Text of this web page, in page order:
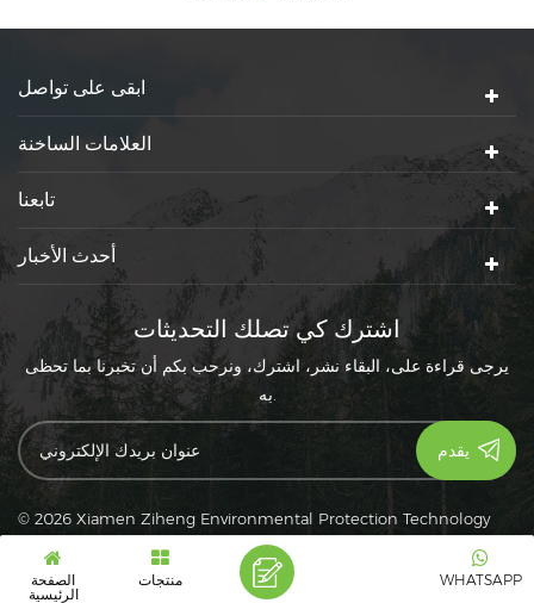
ابقى على تواصل
العلامات الساخنة
تابعنا
أحدث الأخبار
اشترك كي تصلك التحديثات
يرجى قراءة على، البقاء نشر، اشترك، ونرحب بكم أن تخبرنا بما تحظى
© 2026 Xiamen Ziheng Environmental Protection Technology
Co., Ltd. كل الحقوق محفوظة.
خريطة الموقع
IPv6
دعم شبكة IPv6
الصفحة
الرئيسية
منتجات WHATSAPP